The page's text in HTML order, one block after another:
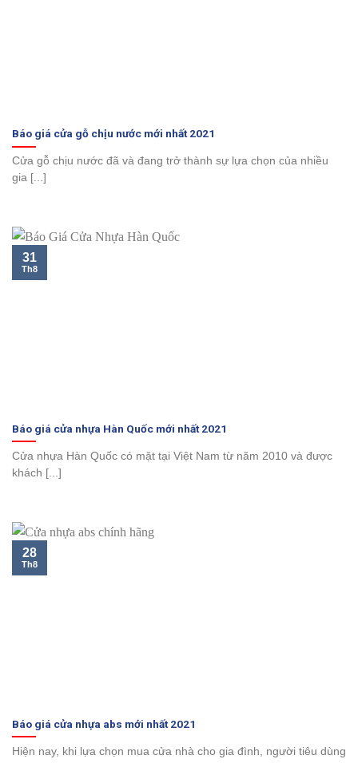
Báo giá cửa gỗ chịu nước mới nhất 2021
Cửa gỗ chịu nước đã và đang trở thành sự lựa chọn của nhiều
gia [...]
Báo giá cửa nhựa Hàn Quốc mới nhất 2021
Cửa nhựa Hàn Quốc có mặt tại Việt Nam từ năm 2010 và được
khách [...]
31
Th8
Báo giá cửa nhựa abs mới nhất 2021
Hiện nay, khi lựa chọn mua cửa nhà cho gia đình, người tiêu dùng
28
Th8